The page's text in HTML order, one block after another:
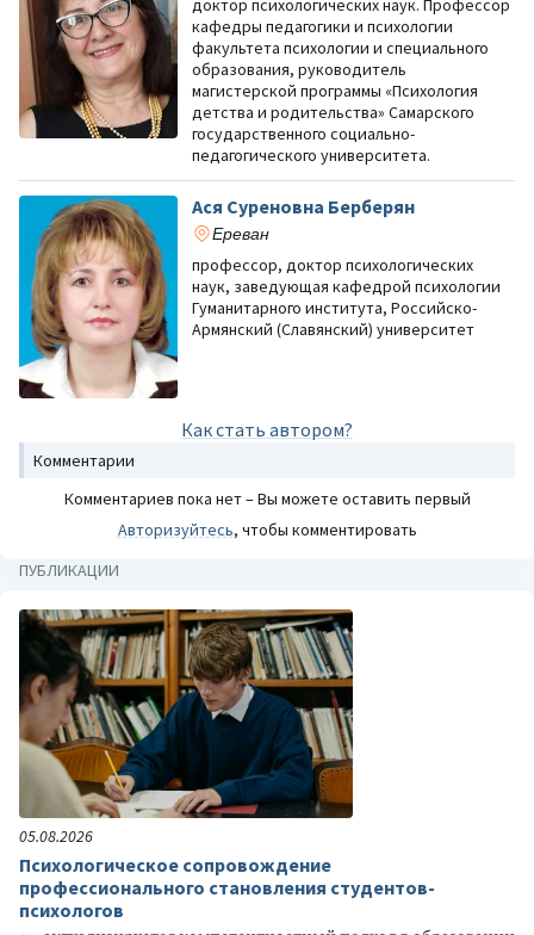
доктор психологических наук. Профессор
кафедры педагогики и психологии
факультета психологии и специального
образования, руководитель
магистерской программы «Психология
детства и родительства» Самарского
государственного социально-
педагогического университета.
Ася Суреновна Берберян
Ереван
профессор, доктор психологических
наук, заведующая кафедрой психологии
Гуманитарного института, Российско-
Армянский (Славянский) университет
Как стать автором?
Комментарии
Комментариев пока нет – Вы можете оставить первый
Авторизуйтесь, чтобы комментировать
ПУБЛИКАЦИИ
05.08.2026
Психологическое сопровождение
профессионального становления студентов-
психологов